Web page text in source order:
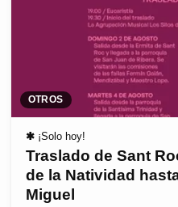
OTROS
✱ ¡Solo hoy!
Traslado de Sant
de la Natividad
Miguel